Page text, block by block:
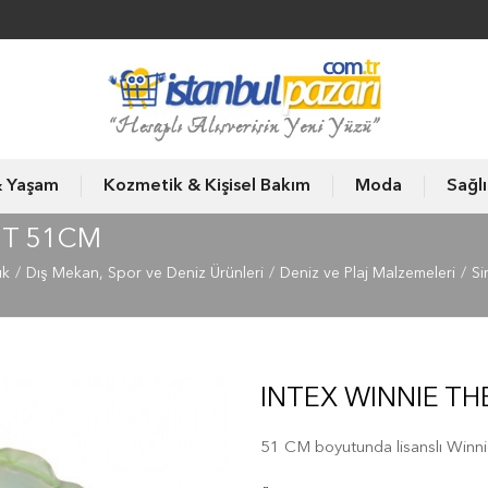
Yaşam Kozmetik & Kişisel Bakım Moda
51CM
Dış Mekan, Spor ve Deniz Ürünleri Deniz ve Plaj Malzemeleri
INTEX WINNIE
51 CM boyutunda lisanslı